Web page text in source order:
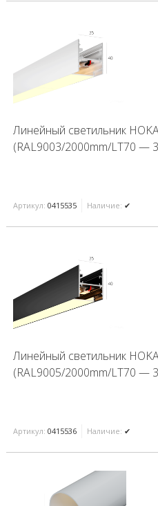
Линейный светильник
(RAL9003/2000mm/LT70 —
Артикул: 0415535 Наличие: ✔
Линейный светильник
(RAL9005/2000mm/LT70 —
Артикул: 0415536 Наличие: ✔